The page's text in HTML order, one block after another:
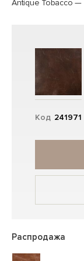
Antique Tobacco —
Код 241971
Распродажа